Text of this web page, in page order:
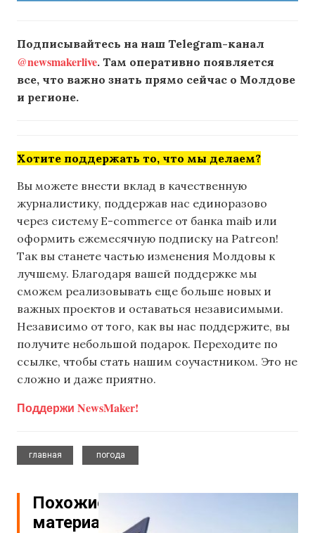
Подписывайтесь на наш Telegram-канал
@newsmakerlive. Там оперативно появляется
все, что важно знать прямо сейчас о Молдове
и регионе.
Хотите поддержать то, что мы делаем?
Вы можете внести вклад в качественную
журналистику, поддержав нас единоразово
через систему E-commerce от банка maib или
оформить ежемесячную подписку на Patreon!
Так вы станете частью изменения Молдовы к
лучшему. Благодаря вашей поддержке мы
сможем реализовывать еще больше новых и
важных проектов и оставаться независимыми.
Независимо от того, как вы нас поддержите, вы
получите небольшой подарок. Переходите по
ссылке, чтобы стать нашим соучастником. Это не
сложно и даже приятно.
Поддержи NewsMaker!
главная
погода
Похожие
материалы